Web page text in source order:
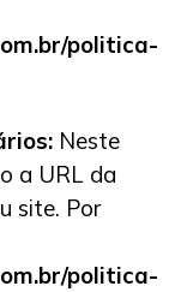
politica-
Neste
a URL da
site. Por
politica-